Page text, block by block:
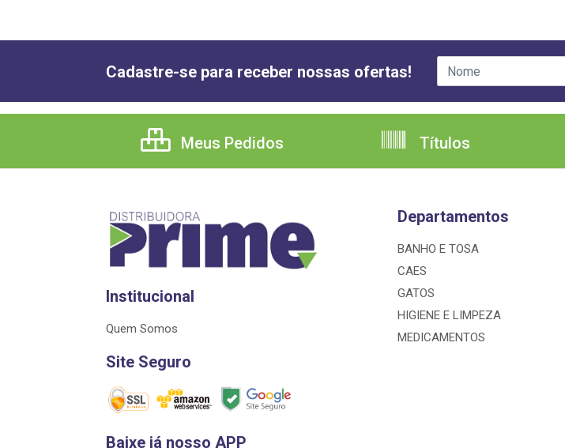
Cadastre-se para receber nossas ofertas!
Meus Pedidos Títulos
Institucional
Quem Somos
Site Seguro
Baixe já nosso APP
Departamentos
BANHO E TOSA
CAES
GATOS
HIGIENE E LIMPEZA
MEDICAMENTOS